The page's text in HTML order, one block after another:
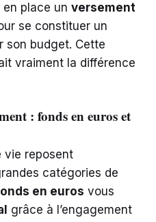
en place un versement
se constituer un
son budget. Cette
vraiment la différence
: fonds en euros et
vie reposent
catégories de
en euros vous
grâce à l’engagement